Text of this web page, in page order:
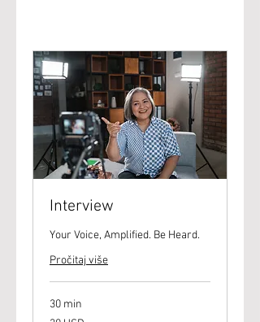
Interview
Your Voice, Amplified. Be Heard.
Pročitaj više
30 min
30